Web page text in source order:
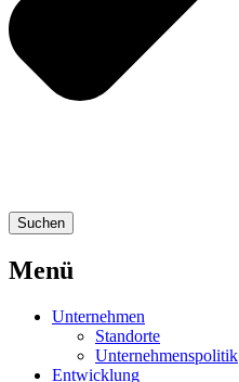
Suchen
Menü
Unternehmen
Standorte
Unternehmenspolitik
Entwicklung